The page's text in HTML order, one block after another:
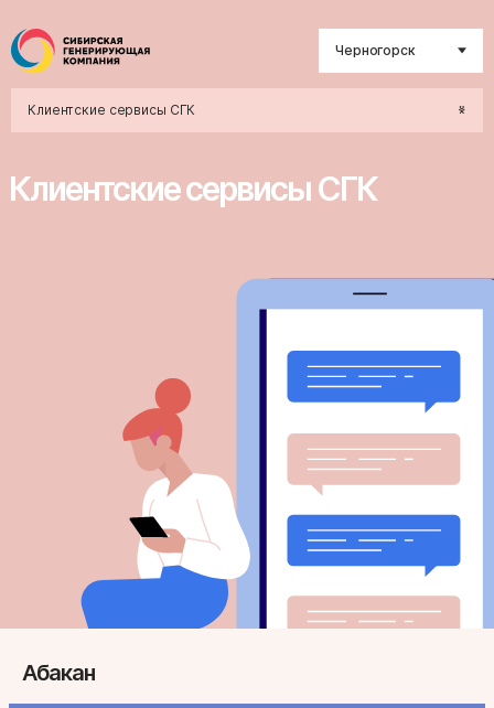
Черногорск
Клиентские сервисы СГК
Клиентские сервисы СГК
Абакан